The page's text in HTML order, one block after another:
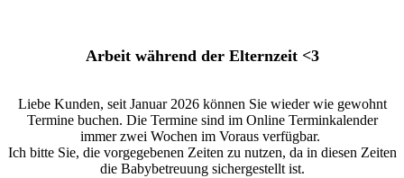
Arbeit während der Elternzeit <3
Liebe Kunden, seit Januar 2026 können Sie wieder wie gewohnt
Termine buchen. Die Termine sind im Online Terminkalender
immer zwei Wochen im Voraus verfügbar.
Ich bitte Sie, die vorgegebenen Zeiten zu nutzen, da in diesen Zeiten
die Babybetreuung sichergestellt ist.